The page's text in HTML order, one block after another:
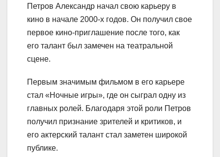
Петров Александр начал свою карьеру в
кино в начале 2000-х годов. Он получил свое
первое кино-приглашение после того, как
его талант был замечен на театральной
сцене.
Первым значимым фильмом в его карьере
стал «Ночные игры», где он сыграл одну из
главных ролей. Благодаря этой роли Петров
получил признание зрителей и критиков, и
его актерский талант стал заметен широкой
публике.